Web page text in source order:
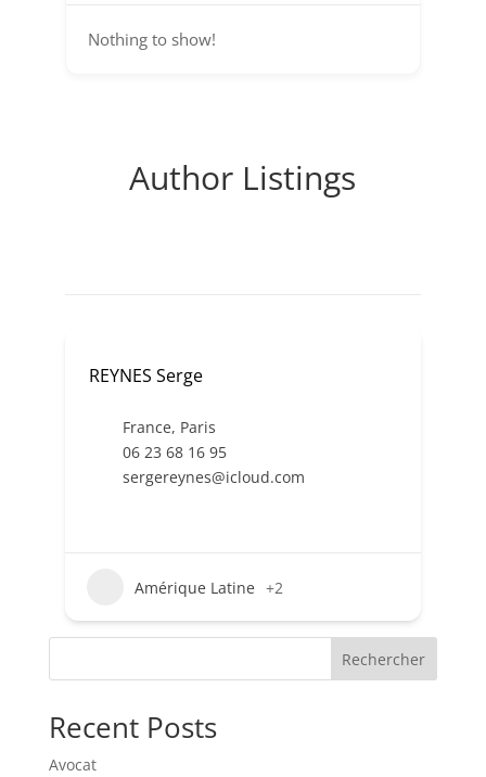
Nothing to show!
Author Listings
REYNES Serge
France, Paris
06 23 68 16 95
sergereynes@icloud.com
Amérique Latine +2
Rechercher
Recent Posts
Avocat